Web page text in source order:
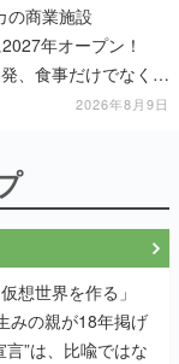
の商業施設
年オープン！
、食事だけでなくス
ホラー体験も楽しめ
2026年8月9日
想世界を作る」
みの親が18年掲げ
”は、比喩ではな